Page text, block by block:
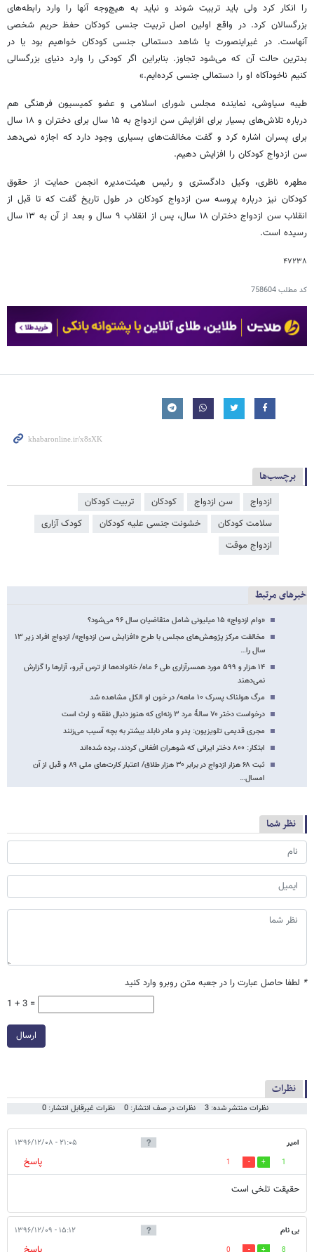
را انکار کرد ولی باید تربیت شوند و نباید به هیچ‌وجه آنها را وارد رابطه‌های
بزرگسالان کرد. در واقع اولین اصل تربیت جنسی کودکان حفظ حریم شخصی
آنهاست. در غیراینصورت یا شاهد دستمالی جنسی کودکان خواهیم بود یا در
بدترین حالت آن که می‌شود تجاوز. بنابراین اگر کودکی را وارد دنیای بزرگسالی
کنیم ناخودآکاه او را دستمالی جنسی کرده‌ایم.»
طیبه سیاوشی، نماینده مجلس شورای اسلامی و عضو کمیسیون فرهنگی هم
درباره تلاش‌های بسیار برای افزایش سن ازدواج به ۱۵ سال برای دختران و ۱۸ سال
برای پسران اشاره کرد و گفت مخالفت‌های بسیاری وجود دارد که اجازه نمی‌دهد
سن ازدواج کودکان را افزایش دهیم.
مطهره ناظری، وکیل دادگستری و رئیس هیئت‌مدیره انجمن حمایت از حقوق
کودکان نیز درباره پروسه سن ازدواج کودکان در طول تاریخ گفت که تا قبل از
انقلاب سن ازدواج دختران ۱۸ سال، پس از انقلاب ۹ سال و بعد از آن به ۱۳ سال
رسیده است.
۴۷۲۳۸
کد مطلب758604
برچسب‌ها
ازدواج سن ازدواج کودکان
تربیت کودکان
سلامت کودکان
خشونت جنسی علیه کودکان
کودک آزاری
ازدواج موقت
خبرهای مرتبط
«وام ازدواج» ۱۵ میلیونی شامل متقاضیان سال ۹۶ می‌شود؟
مخالفت مرکز پژوهش‌های مجلس با طرح «افزایش سن ازدواج»/ ازدواج افراد زیر ۱۳
سال را…
۱۴ هزار و ۵۹۹ مورد همسرآزاری طی ۶ ماه/ خانواده‌ها از ترس آبرو، آزارها را گزارش
نمی‌دهند
مرگ هولناک پسرک ۱۰ ماهه/ در خون او الکل مشاهده شد
درخواست دختر ۷۰ سالهٔ مرد ۳ زنه‌ای که هنوز دنبال نفقه و ارث است
مجری قدیمی تلویزیون: پدر و مادر نابلد بیشتر به بچه آسیب می‌زنند
ابتکار: ۸۰۰ دختر ایرانی که شوهران‌ افغانی‌ کردند، برده‌ شده‌اند
ثبت ۶۸ هزار ازدواج در برابر ۳۰ هزار طلاق/ اعتبار کارت‌های ملی ۸۹ و قبل از آن
امسال…
نظر شما
* لطفا حاصل عبارت را در جعبه متن روبرو وارد کنید
1 + 3 =
ارسال
نظرات
نظرات منتشر شده: 3 نظرات در صف انتشار: 0 نظرات غیرقابل انتشار: 0
امیر ۲۱:۰۵ - ۱۳۹۶/۱۲/۰۸
1
1
پاسخ
حقیقت تلخی است
بی نام ۱۵:۱۲ - ۱۳۹۶/۱۲/۰۹